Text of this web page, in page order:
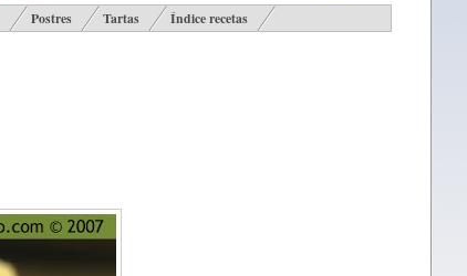
Postres Tartas Índice recetas